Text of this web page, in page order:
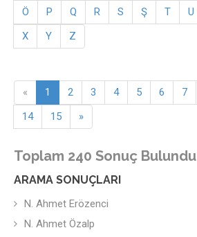
Ö
P Q R S Ş T U
X
Y Z
« 1 2 3 4 5 6 7
14
15 »
Toplam 240 Sonuç Bulundu
ARAMA SONUÇLARI
N. Ahmet Erözenci
N. Ahmet Özalp